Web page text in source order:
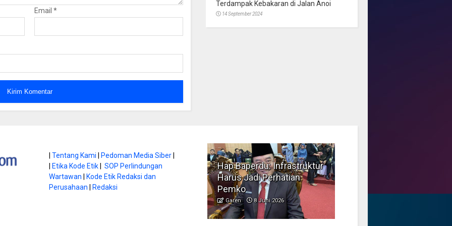
Email *
Terdampak Kebakaran di Jalan Anoi
14 September 2024
|Tentang Kami Pedoman Media Siber
Etika Kode Etik |SOP Perlindungan
Wartawan
Kode Etik Redaksi dan
Perusahaan
Redaksi
di Gunung
Ini
Literasi Jadi Bekal Utama
Siswa di Era Digital
Hap Baperdu: Infrastruktur
Harus Jadi Perhatian
Pemko
Garen 8 Juni 2026